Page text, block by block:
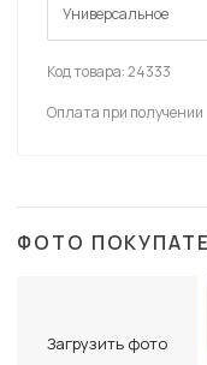
Универсальное
Универсальное
Код товара:24333
Оплата при получении
ФОТО
Загрузить фото